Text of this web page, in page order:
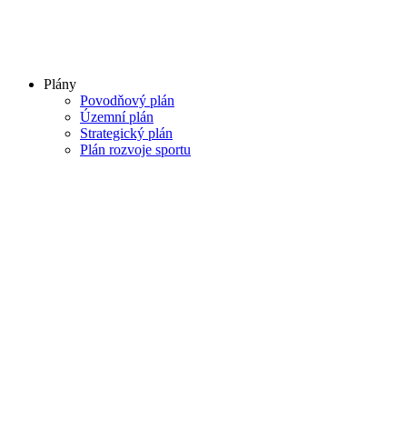
Plány
Povodňový plán
Územní plán
Strategický plán
Plán rozvoje sportu